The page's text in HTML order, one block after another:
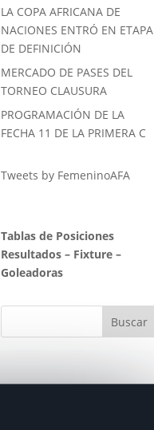
LA COPA AFRICANA DE
NACIONES ENTRÓ EN ETAPA
DE DEFINICIÓN
MERCADO DE PASES DEL
TORNEO CLAUSURA
PROGRAMACIÓN DE LA
FECHA 11 DE LA PRIMERA C
Tweets by FemeninoAFA
Tablas de Posiciones
Resultados – Fixture –
Goleadoras